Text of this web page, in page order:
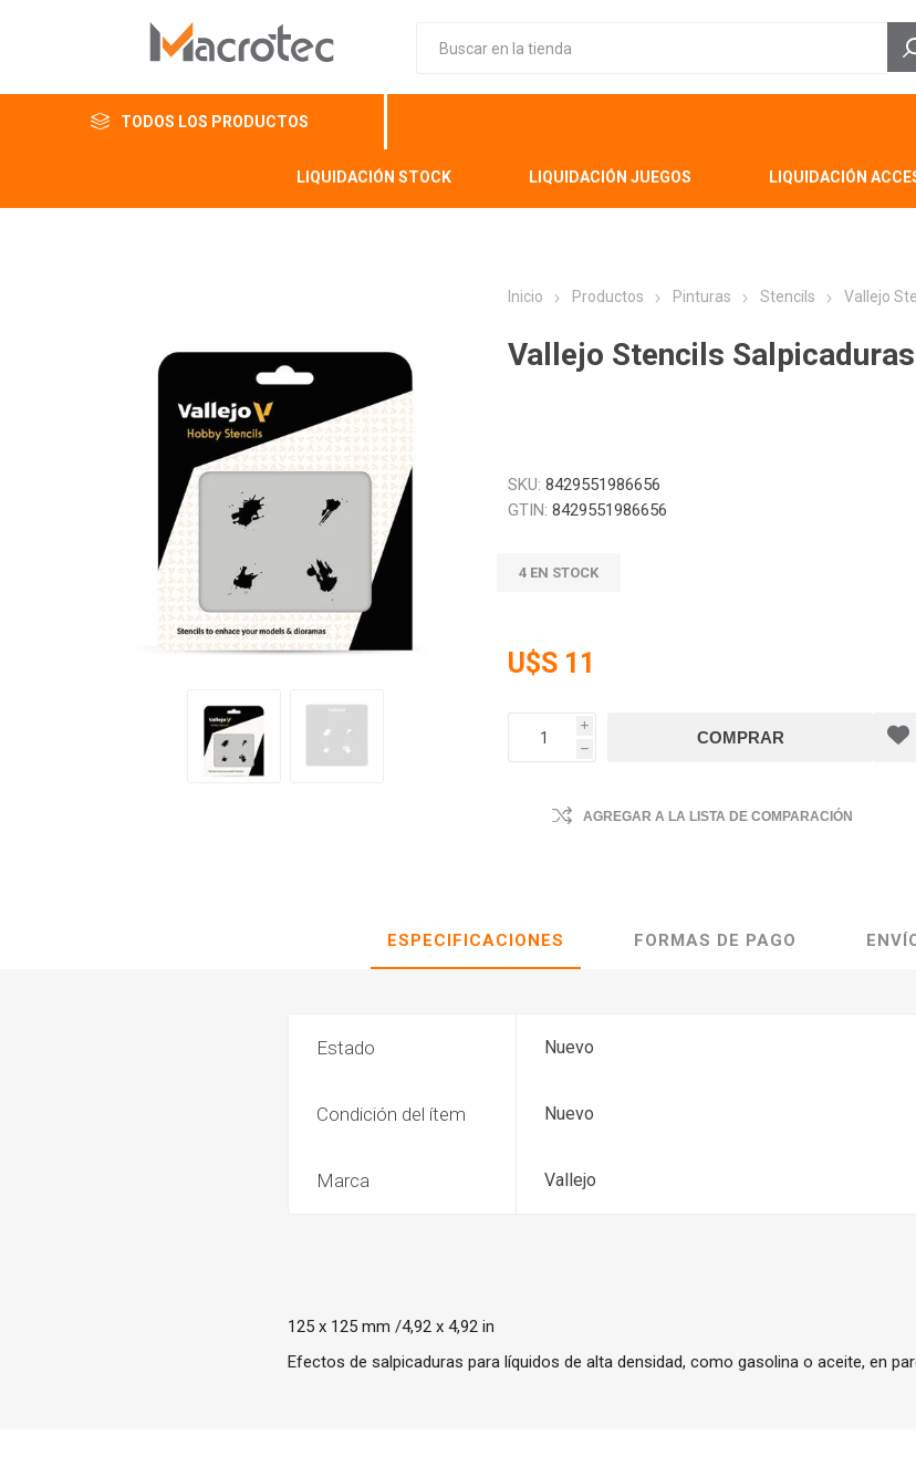
TODOS LOS PRODUCTOS
LIQUIDACIÓN STOCK LIQUIDACIÓN JUEGOS LIQUIDACIÓN
Inicio Productos Pinturas Stencils Vallejo
Vallejo Stencils
SKU: 8429551986656
GTIN: 8429551986656
4 EN STOCK
U$S 11
i
h
AGREGAR A LA LISTA DE COMPARACIÓN
ESPECIFICACIONES FORMAS DE PAGO
Estado Nuevo
Condición del ítem Nuevo
Marca Vallejo
125 x 125 mm /4,92 x 4,92 in
Efectos de salpicaduras para líquidos de alta densidad, como gasolina o aceite, en